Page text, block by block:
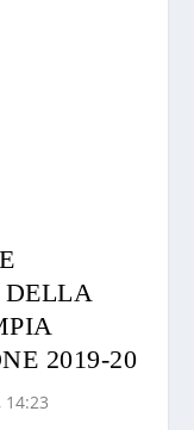
DELLA
2019-20
14:23